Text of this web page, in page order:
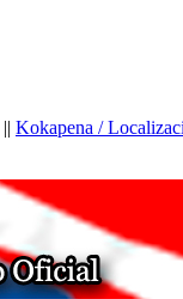
|| Kokapena /